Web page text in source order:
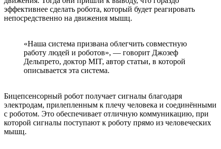
эффективнее сделать робота, который будет реагировать
непосредственно на движения мышц.
«Наша система призвана облегчить совместную
работу людей и роботов», — говорит Джозеф
Дельпрето, доктор MIT, автор статьи, в которой
описывается эта система.
Бицепсенсорный робот получает сигналы благодаря
электродам, прилепленным к плечу человека и соединёнными
с роботом. Это обеспечивает отличную коммуникацию, при
которой сигналы поступают к роботу прямо из человеческих
мышц.